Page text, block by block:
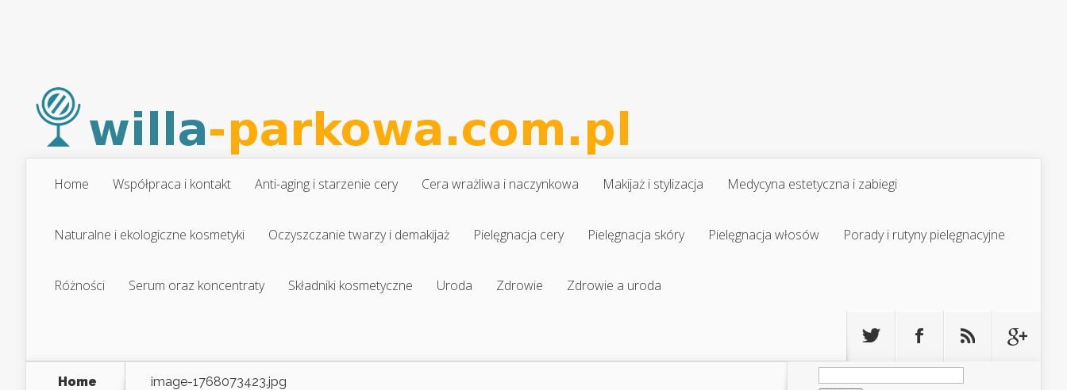
Home Współpraca i kontakt Anti-aging i starzenie cery Cera wrażliwa i naczynkowa Makijaż i stylizacja Medycyna estetyczna i zabiegi
Naturalne i ekologiczne kosmetyki Oczyszczanie twarzy i demakijaż Pielęgnacja cery Pielęgnacja skóry Pielęgnacja włosów Porady i rutyny pielęgnacyjne
Różności Serum oraz koncentraty Składniki kosmetyczne Uroda Zdrowie Zdrowie a uroda
Home image-1768073423.jpg
Szukaj: